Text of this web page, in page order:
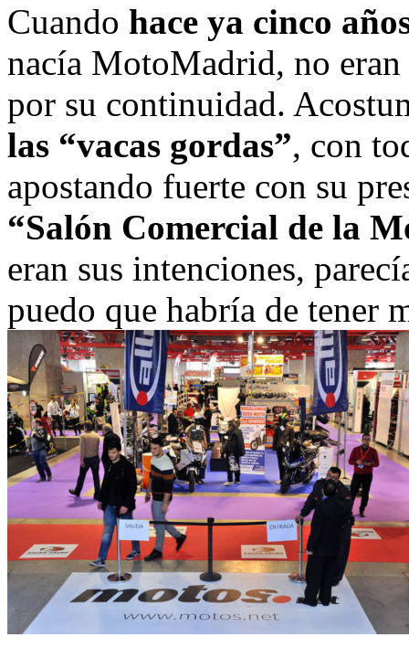
Cuando hace ya cinco
nacía MotoMadrid, no
por su continuidad.
las “vacas gordas”, con
apostando fuerte con su
“Salón Comercial de la
eran sus intenciones,
puedo que habría de tener